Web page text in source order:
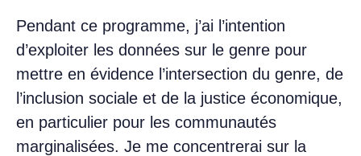
Pendant ce programme, j’ai l’intention
d’exploiter les données sur le genre pour
mettre en évidence l’intersection du genre, de
l’inclusion sociale et de la justice économique,
en particulier pour les communautés
marginalisées. Je me concentrerai sur la